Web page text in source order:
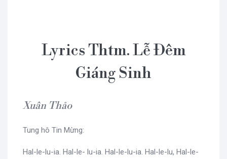
Lyrics Thtm. Lễ Đêm
Giáng Sinh
Xuân Thảo
Tung hô Tin Mừng:
Hal-le-lu-ia. Hal-le- lu-ia. Hal-le-lu-ia. Hal-le-lu, Hal-le-